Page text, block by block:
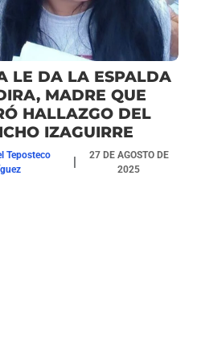
LE DA LA ESPALDA
MADRE QUE
HALLAZGO DEL
IZAGUIRRE
Teposteco
|
27 DE AGOSTO DE
2025